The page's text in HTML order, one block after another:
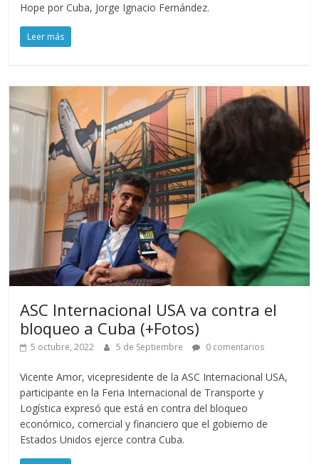
Hope por Cuba, Jorge Ignacio Fernández.
Leer más
ASC Internacional USA va contra el
bloqueo a Cuba (+Fotos)
5 octubre, 2022 5 de Septiembre 0 comentarios
Vicente Amor, vicepresidente de la ASC Internacional USA,
participante en la Feria Internacional de Transporte y
Logística expresó que está en contra del bloqueo
económico, comercial y financiero que el gobierno de
Estados Unidos ejerce contra Cuba.